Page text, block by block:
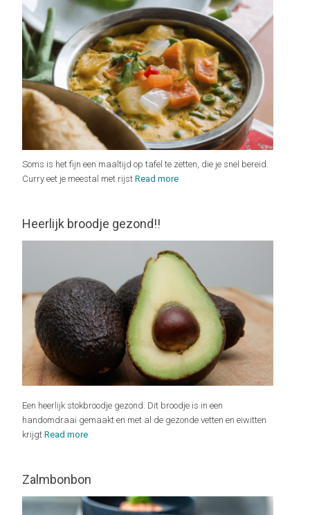
Soms is het fijn een maaltijd op tafel te zetten, die je snel bereid.
Curry eet je meestal met rijstRead more
Heerlijk broodje gezond!!
Een heerlijk stokbroodje gezond. Dit broodje is in een
handomdraai gemaakt en met al de gezonde vetten en eiwitten
krijgtRead more
Zalmbonbon